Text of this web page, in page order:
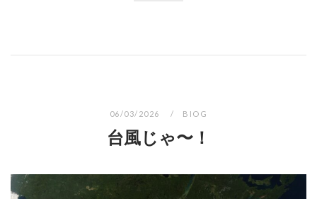
06/03/2026 BIOG
台風じゃ〜！